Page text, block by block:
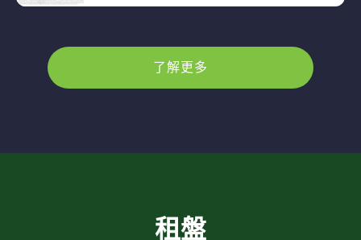
了解更多
租盤